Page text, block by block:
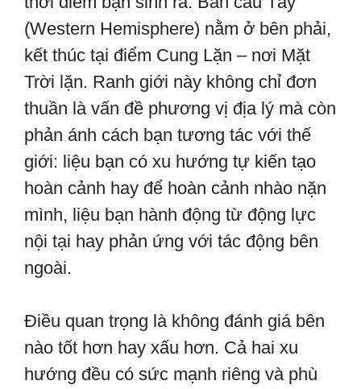
(Western Hemisphere) nằm ở bên phải,
kết thúc tại điểm Cung Lặn – nơi Mặt
Trời lặn. Ranh giới này không chỉ đơn
thuần là vấn đề phương vị địa lý mà còn
phản ánh cách bạn tương tác với thế
giới: liệu bạn có xu hướng tự kiến tạo
hoàn cảnh hay để hoàn cảnh nhào nặn
mình, liệu bạn hành động từ động lực
nội tại hay phản ứng với tác động bên
ngoài.
Điều quan trọng là không đánh giá bên
nào tốt hơn hay xấu hơn. Cả hai xu
hướng đều có sức mạnh riêng và phù